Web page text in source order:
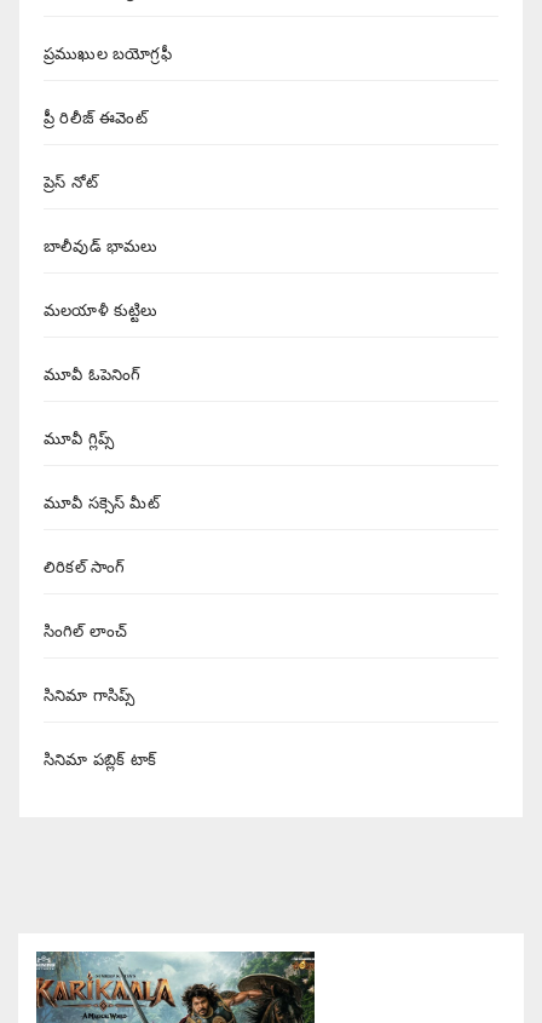
ప్రముఖుల బయోగ్రఫీ
ప్రీ రిలీజ్ ఈవెంట్
ప్రెస్ నోట్
బాలీవుడ్ భామలు
మలయాళీ కుట్టిలు
మూవీ ఓపెనింగ్
మూవీ గ్లిప్స్
మూవీ సక్సెస్ మీట్
లిరికల్ సాంగ్
సింగిల్ లాంచ్
సినిమా గాసిప్స్
సినిమా పబ్లిక్ టాక్